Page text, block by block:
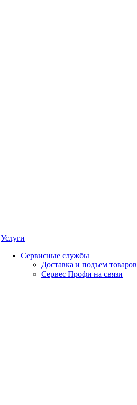
Услуги
Сервисные службы
Доставка и подъем товаров
Сервес Профи на связи